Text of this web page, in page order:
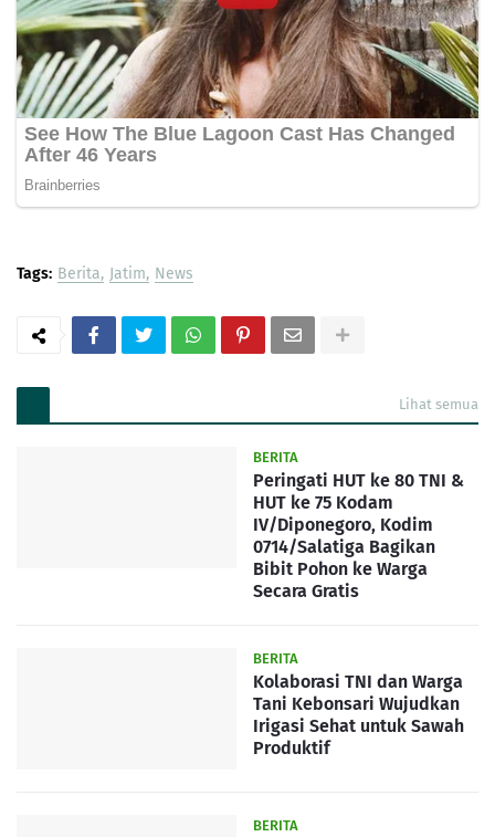
Tags: Berita Jatim News
Lihat semua
BERITA
Peringati HUT ke 80 TNI &
HUT ke 75 Kodam
IV/Diponegoro, Kodim
0714/Salatiga Bagikan
Bibit Pohon ke Warga
Secara Gratis
BERITA
Kolaborasi TNI dan Warga
Tani Kebonsari Wujudkan
Irigasi Sehat untuk Sawah
Produktif
BERITA